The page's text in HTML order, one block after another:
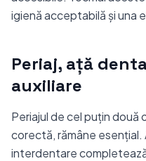
igienă acceptabilă și una
Periaj, ață
auxiliare
Periajul de cel puțin două
corectă, rămâne
interdentare